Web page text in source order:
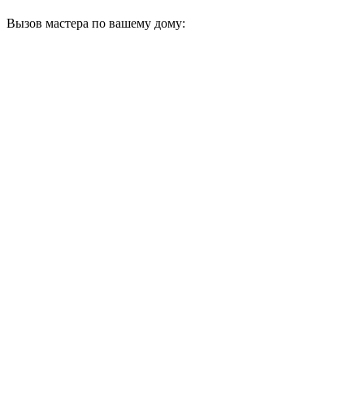
Вызов мастера по вашему дому: